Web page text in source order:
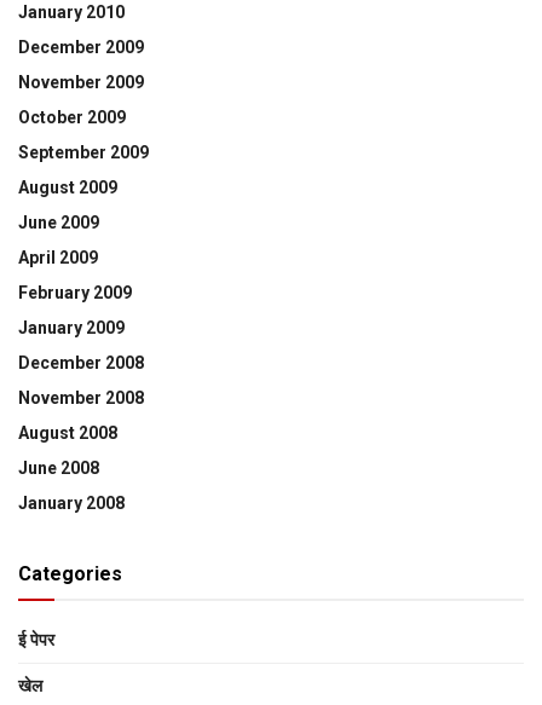
January 2010
December 2009
November 2009
October 2009
September 2009
August 2009
June 2009
April 2009
February 2009
January 2009
December 2008
November 2008
August 2008
June 2008
January 2008
Categories
ई पेपर
खेल